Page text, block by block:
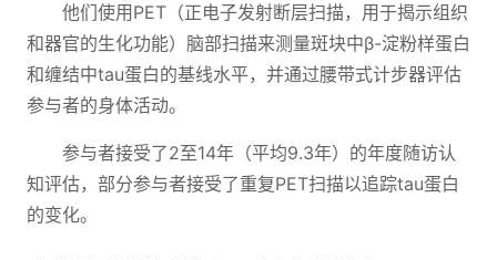
他们使用PET（正电子发射断层扫描，用于揭示组织
和器官的生化功能）脑部扫描来测量斑块中β-淀粉样蛋白
和缠结中tau蛋白的基线水平，并通过腰带式计步器评估
参与者的身体活动。
参与者接受了2至14年（平均9.3年）的年度随访认
知评估，部分参与者接受了重复PET扫描以追踪tau蛋白
的变化。